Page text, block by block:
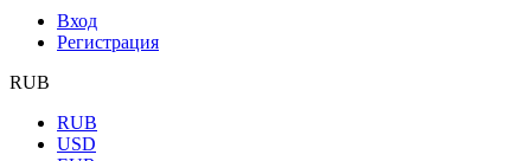
Вход
Регистрация
RUB
RUB
USD